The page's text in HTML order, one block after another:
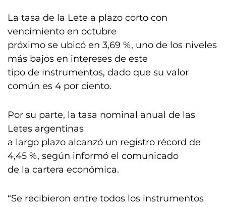
La tasa de la Lete a plazo corto con
vencimiento en octubre
próximo se ubicó en 3,69 %, uno de los niveles
más bajos en intereses de este
tipo de instrumentos, dado que su valor
común es 4 por ciento.
Por su parte, la tasa nominal anual de las
Letes argentinas
a largo plazo alcanzó un registro récord de
4,45 %, según informó el comunicado
de la cartera económica.
“Se recibieron entre todos los instrumentos